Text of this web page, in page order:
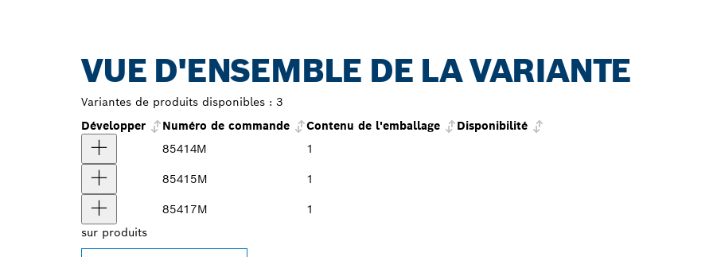
VUE D'ENSEMBLE DE LA VARIANTE
Variantes de produits disponibles : 3
Développer
Numéro de commande Contenu de l'emballage
Disponibilité
85414M
1
85415M 1
85417M
1
sur produits